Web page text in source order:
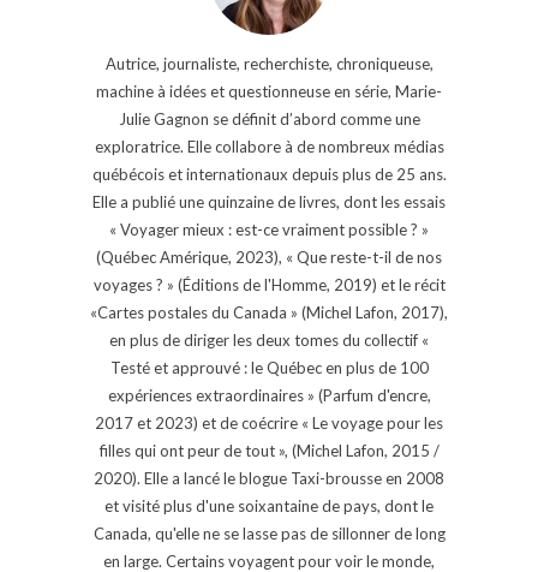
Autrice, journaliste, recherchiste, chroniqueuse,
machine à idées et questionneuse en série, Marie-
Julie Gagnon se définit d’abord comme une
exploratrice. Elle collabore à de nombreux médias
québécois et internationaux depuis plus de 25 ans.
Elle a publié une quinzaine de livres, dont les essais
« Voyager mieux : est-ce vraiment possible ? »
(Québec Amérique, 2023), « Que reste-t-il de nos
voyages ? » (Éditions de l'Homme, 2019) et le récit
«Cartes postales du Canada » (Michel Lafon, 2017),
en plus de diriger les deux tomes du collectif «
Testé et approuvé : le Québec en plus de 100
expériences extraordinaires » (Parfum d'encre,
2017 et 2023) et de coécrire « Le voyage pour les
filles qui ont peur de tout », (Michel Lafon, 2015 /
2020). Elle a lancé le blogue Taxi-brousse en 2008
et visité plus d'une soixantaine de pays, dont le
Canada, qu'elle ne se lasse pas de sillonner de long
en large. Certains voyagent pour voir le monde,